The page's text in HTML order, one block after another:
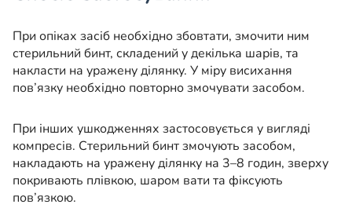
При опіках засіб необхідно збовтати, змочити ним
стерильний бинт, складений у декілька шарів, та
накласти на уражену ділянку. У міру висихання
пов’язку необхідно повторно змочувати засобом.
При інших ушкодженнях застосовується у вигляді
компресів. Стерильний бинт змочують засобом,
накладають на уражену ділянку на 3–8 годин, зверху
покривають плівкою, шаром вати та фіксують
пов’язкою.